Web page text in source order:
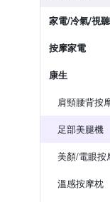
家電/冷氣/視
按摩家電
康生
肩頸腰背按
足部美腿機
美顏/電眼按
溫感按摩枕